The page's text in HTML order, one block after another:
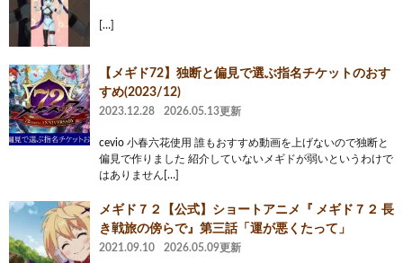
[…]
【メギド72】独断と偏見で選ぶ指名チケットのおす
すめ(2023/12)
2023.12.28 2026.05.13更新
cevio 小春六花使用 誰もおすすめ動画を上げないので独断と
偏見で作りました 紹介していないメギドが弱いというわけで
はありません[…]
メギド７２【公式】ショートアニメ『 メギド７２ 長
き戦旅の傍らで』第三話「運が悪くたって」
2021.09.10 2026.05.09更新